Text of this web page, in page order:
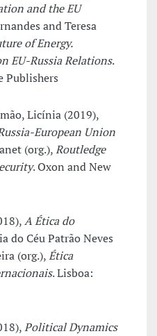
and the EU
and Teresa
of Energy.
EU-Russia Relations.
Publishers
Licínia (2019),
European Union
(org.),Routledge
. Oxon and New
A Ética do
do Céu Patrão Neves
(org.),Ética
. Lisboa:
Political Dynamics